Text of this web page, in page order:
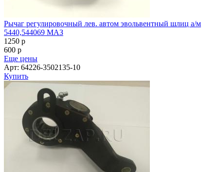
Рычаг регулировочный лев. автом эвольвентный шлиц а/м
5440,544069 МАЗ
1250 p
600 p
Еще цены
Арт: 64226-3502135-10
Купить